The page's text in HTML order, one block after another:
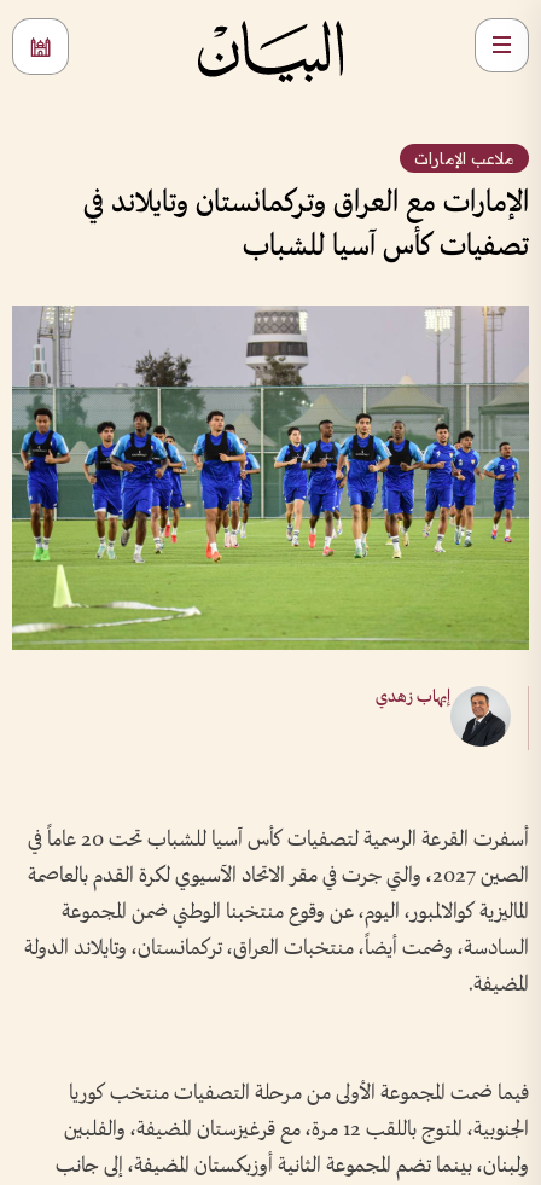
ملاعب الإمارات
الإمارات مع العراق وتركمانستان وتايلاند في
تصفيات كأس آسيا للشباب
إيهاب زهدي
أسفرت القرعة الرسمية لتصفيات كأس آسيا للشباب تحت 20 عاماً في
الصين 2027، والتي جرت في مقر الاتحاد الآسيوي لكرة القدم بالعاصمة
الماليزية كوالالمبور، اليوم، عن وقوع منتخبنا الوطني ضمن المجموعة
السادسة، وضمت أيضاً، منتخبات العراق، تركمانستان، وتايلاند الدولة
المضيفة.
فيما ضمت المجموعة الأولى من مرحلة التصفيات منتخب كوريا
الجنوبية، المتوج باللقب 12 مرة، مع قرغيزستان المضيفة، والفلبين
ولبنان، بينما تضم المجموعة الثانية أوزبكستان المضيفة، إلى جانب